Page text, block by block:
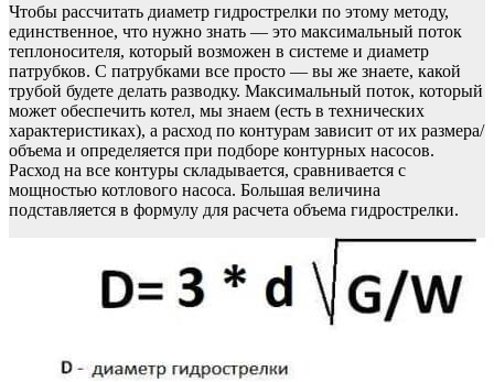
Чтобы рассчитать диаметр гидрострелки по этому методу,
единственное, что нужно знать — это максимальный поток
теплоносителя, который возможен в системе и диаметр
патрубков. С патрубками все просто — вы же знаете, какой
трубой будете делать разводку. Максимальный поток, который
может обеспечить котел, мы знаем (есть в технических
характеристиках), а расход по контурам зависит от их размера/
объема и определяется при подборе контурных насосов.
Расход на все контуры складывается, сравнивается с
мощностью котлового насоса. Большая величина
подставляется в формулу для расчета объема гидрострелки.